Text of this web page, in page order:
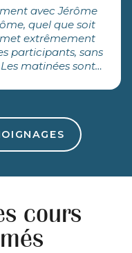
avec Jérôme
quel que soit
extrêmement
participants, sans
matinées sont
qui nous
puis
vous à un
soyez débutant
cours